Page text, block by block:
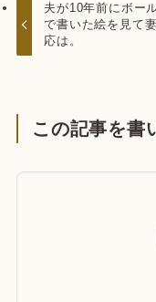
夫が10年前にボー
で書いた絵を見て
応は。
この記事を書